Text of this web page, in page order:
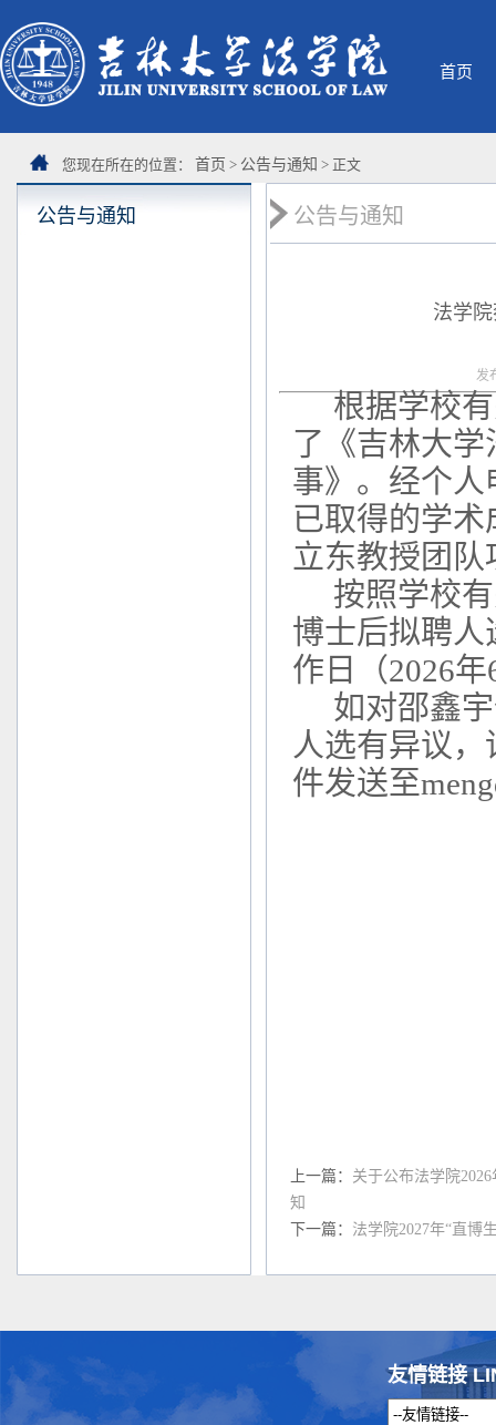
首页
您现在所在的位置： 首页 > 公告与通知 > 正文
公告与通知 公告与通知
法学
发
根据学校
了《吉林大
事》。经个
已取得的学
立东教授团
按照学校
博士后拟聘人
作日（2026年
如对邵鑫宇
人选有异议
件发送至
上一篇： 关于公布法学院
知
下一篇： 法学院2027年“直博
友情链接